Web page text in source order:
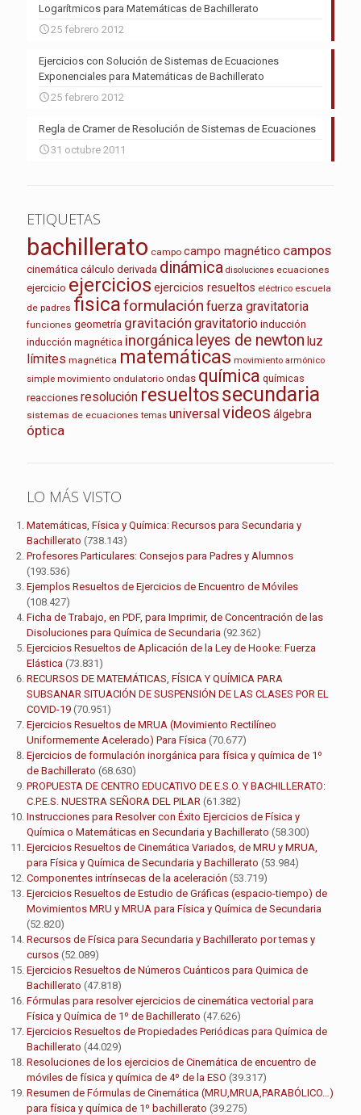
Logarítmicos para Matemáticas de Bachillerato
25 febrero 2012
Ejercicios con Solución de Sistemas de Ecuaciones
Exponenciales para Matemáticas de Bachillerato
25 febrero 2012
Regla de Cramer de Resolución de Sistemas de Ecuaciones
31 octubre 2011
ETIQUETAS
bachillerato campo campo magnético campos
cinemática cálculo derivada dinámica disoluciones ecuaciones
ejercicio ejercicios ejercicios resueltos eléctrico escuela
de padres fisicaformulación fuerza gravitatoria
funciones geometría gravitación gravitatorio inducción
inducción magnética inorgánica leyes de newton luz
límites magnética matemáticas movimiento armónico
simple movimiento ondulatorio ondas química químicas
reacciones resolución resueltossecundaria
sistemas de ecuaciones temas universalvideos álgebra
óptica
LO MÁS VISTO
Matemáticas, Física y Química: Recursos para Secundaria y
Bachillerato (738.143)
Profesores Particulares: Consejos para Padres y Alumnos
(193.536)
Ejemplos Resueltos de Ejercicios de Encuentro de Móviles
(108.427)
Ficha de Trabajo, en PDF, para Imprimir, de Concentración de las
Disoluciones para Química de Secundaria (92.362)
Ejercicios Resueltos de Aplicación de la Ley de Hooke: Fuerza
Elástica (73.831)
RECURSOS DE MATEMÁTICAS, FÍSICA Y QUÍMICA PARA
SUBSANAR SITUACIÓN DE SUSPENSIÓN DE LAS CLASES POR EL
COVID-19 (70.951)
Ejercicios Resueltos de MRUA (Movimiento Rectilíneo
Uniformemente Acelerado) Para Física (70.677)
Ejercicios de formulación inorgánica para física y química de 1º
de Bachillerato (68.630)
PROPUESTA DE CENTRO EDUCATIVO DE E.S.O. Y BACHILLERATO:
C.P.E.S. NUESTRA SEÑORA DEL PILAR (61.382)
Instrucciones para Resolver con Éxito Ejercicios de Física y
Química o Matemáticas en Secundaria y Bachillerato (58.300)
Ejercicios Resueltos de Cinemática Variados, de MRU y MRUA,
para Física y Química de Secundaria y Bachillerato (53.984)
Componentes intrínsecas de la aceleración (53.719)
Ejercicios Resueltos de Estudio de Gráficas (espacio-tiempo) de
Movimientos MRU y MRUA para Física y Química de Secundaria
(52.820)
Recursos de Física para Secundaria y Bachillerato por temas y
cursos (52.089)
Ejercicios Resueltos de Números Cuánticos para Quimica de
Bachillerato (47.818)
Fórmulas para resolver ejercicios de cinemática vectorial para
Física y Química de 1º de Bachillerato (47.626)
Ejercicios Resueltos de Propiedades Periódicas para Química de
Bachillerato (44.029)
Resoluciones de los ejercicios de Cinemática de encuentro de
móviles de física y química de 4º de la ESO (39.317)
Resumen de Fórmulas de Cinemática (MRU,MRUA,PARABÓLICO…)
para física y química de 1º bachillerato (39.275)